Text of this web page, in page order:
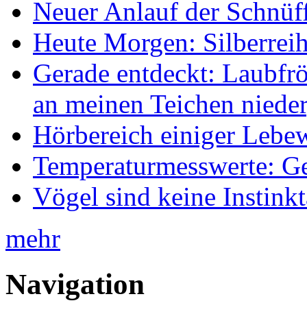
Neuer Anlauf der
Heute Morgen:
Gerade entdeckt:
an meinen Teichen
Hörbereich einiger
Temperaturmesswerte:
Vögel sind keine
mehr
Navigation